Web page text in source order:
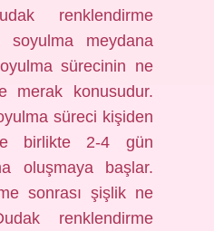
renklendirme
soyulma meydana
sürecinin ne
merak konusudur.
süreci kişiden
birlikte 2-4 gün
oluşmaya başlar.
sonrası şişlik ne
renklendirme